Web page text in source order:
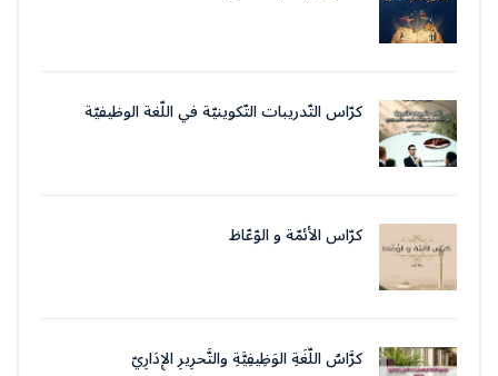
كرّاس التّدريبات التّكوينيّة في اللّغة الوظيفيّة
كرّاس الأئمّة و الوّعّاظ
كرَّاسُ اللُّغَةِ الوَظِيفِيَّةِ والتَّحرِيرِ الإِدَارِيّ